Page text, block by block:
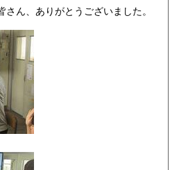
ん、ありがとうございました。